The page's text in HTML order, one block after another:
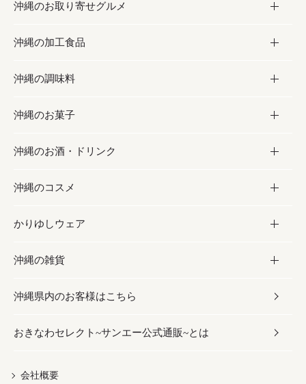
沖縄のお取り寄せグルメ
お取り寄せグルメ
フルーツ・野菜
お肉
海産物
沖縄の加工食品
加工食品
缶詰／パウチ
沖縄料理
沖縄そば／乾麺
レトルト食品
乾物／粉類
沖縄の調味料
調味料
砂糖／黒砂糖
塩
お酢／ドレッシング
しょうゆ
みそ
だし／スパイス／島唐辛子
沖縄のお菓子
お菓子
黒糖
ちんすこう
伝統菓子
スナック
おつまみ
紅芋
沖縄のお酒・ドリンク
お酒・ドリンク
泡盛
ビール・チューハイ
ワイン・ウィスキー・カクテル
ドリンク
茶葉
沖縄のコスメ
コスメ
スキンケア
ボディケア
ヘアケア
UVケア
かりゆしウェア
かりゆしウェア
メンズ
レディース
沖縄の雑貨
雑貨
沖縄ファッション
伝統工芸品
沖縄県内のお客様はこちら
おきなわセレクト~サンエー公式通販~とは
会社概要